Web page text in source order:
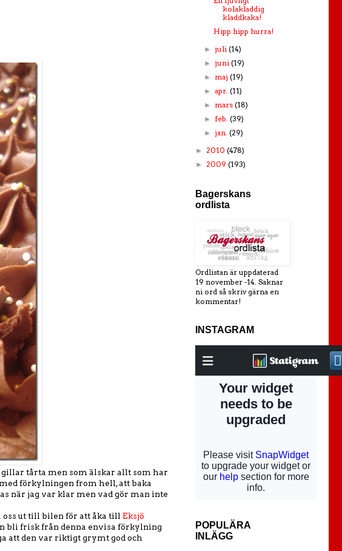
tårta men som älskar allt som har
förkylningen from hell, att baka
när jag var klar men vad gör man inte
oss ut till bilen för att åka till Eksjö
bli frisk från denna envisa förkylning
att den var riktigt grymt god och
kolakladdig
kladdkaka!
Hipp hipp hurra!
► juli(14)
► juni(19)
► maj(19)
►apr.(11)
► mars(18)
►feb.(39)
► jan.(29)
► 2010 (478)
► 2009 (193)
Bagerskans
ordlista
Ordlistan är uppdaterad
19 november -14. Saknar
ni ord så skriv gärna en
kommentar!
INSTAGRAM
POPULÄRA
INLÄGG